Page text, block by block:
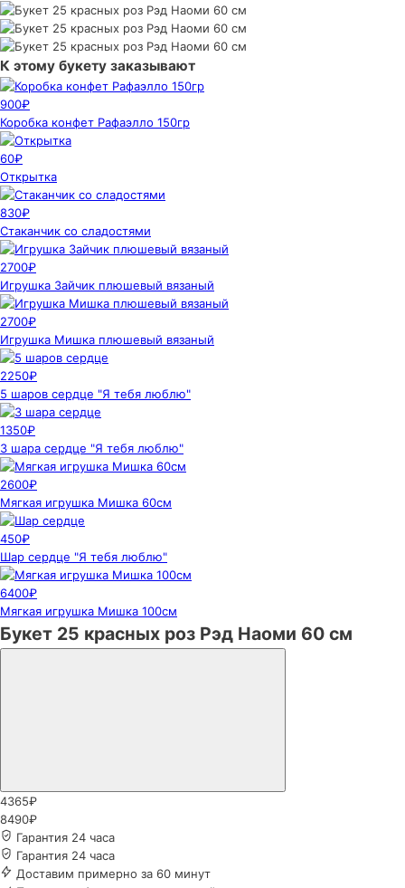
К этому букету заказывают
900₽
Коробка конфет Рафаэлло 150гр
60₽
Открытка
830₽
Стаканчик со сладостями
2700₽
Игрушка Зайчик плюшевый вязаный
2700₽
Игрушка Мишка плюшевый вязаный
2250₽
5 шаров сердце "Я тебя люблю"
1350₽
3 шара сердце "Я тебя люблю"
2600₽
Мягкая игрушка Мишка 60см
450₽
Шар сердце "Я тебя люблю"
6400₽
Мягкая игрушка Мишка 100см
Букет 25 красных роз Рэд Наоми 60 см
4365₽
8490₽
Гарантия 24 часа
Гарантия 24 часа
Доставим примерно за 60 минут